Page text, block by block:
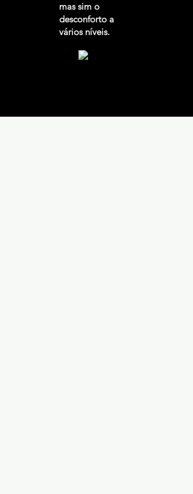
mas sim o
desconforto a
vários níveis.